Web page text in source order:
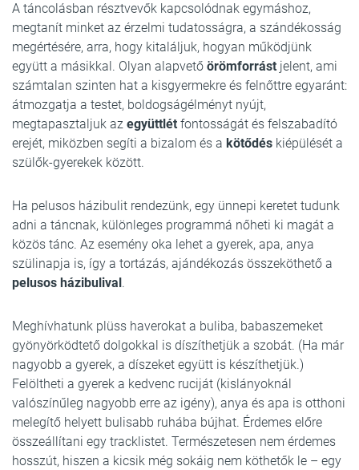
A táncolásban résztvevők kapcsolódnak egymáshoz,
megtanít minket az érzelmi tudatosságra, a szándékosság
megértésére, arra, hogy kitaláljuk, hogyan működjünk
együtt a másikkal. Olyan alapvető örömforrást jelent, ami
számtalan szinten hat a kisgyermekre és felnőttre egyaránt:
átmozgatja a testet, boldogságélményt nyújt,
megtapasztaljuk az együttlét fontosságát és felszabadító
erejét, miközben segíti a bizalom és a kötődés kiépülését a
szülők-gyerekek között.
Ha pelusos házibulit rendezünk, egy ünnepi keretet tudunk
adni a táncnak, különleges programmá nőheti ki magát a
közös tánc. Az esemény oka lehet a gyerek, apa, anya
szülinapja is, így a tortázás, ajándékozás összeköthető a
pelusos házibulival.
Meghívhatunk plüss haverokat a buliba, babaszemeket
gyönyörködtető dolgokkal is díszíthetjük a szobát. (Ha már
nagyobb a gyerek, a díszeket együtt is készíthetjük.)
Felöltheti a gyerek a kedvenc ruciját (kislányoknál
valószínűleg nagyobb erre az igény), anya és apa is otthoni
melegítő helyett bulisabb ruhába bújhat. Érdemes előre
összeállítani egy tracklistet. Természetesen nem érdemes
hosszút, hiszen a kicsik még sokáig nem köthetők le – egy